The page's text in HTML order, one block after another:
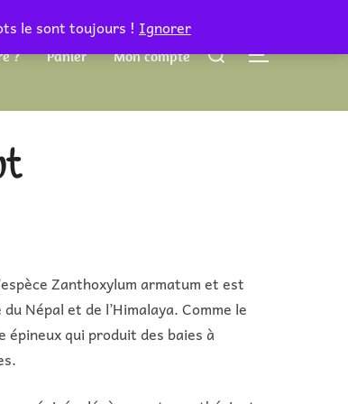
le sont toujours ! Ignorer
? Panier Mon compte
Zanthoxylum armatum et est
Népal et de l’Himalaya. Comme le
épineux qui produit des baies à